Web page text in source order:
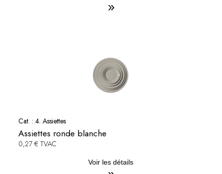
Cat. : 4. Assiettes
Assiettes ronde blanche
0,27 € TVAC
Voir les détails